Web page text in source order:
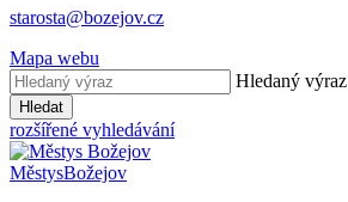
starosta@bozejov.cz
Mapa webu
Hledaný výraz
Hledat
rozšířené vyhledávání
MěstysBožejov